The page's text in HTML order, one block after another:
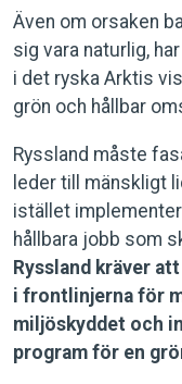
Även om orsaken
sig vara naturlig,
i det ryska Arktis
grön och hållbar
Ryssland måste
leder till mänskligt
istället
hållbara jobb som
Ryssland kräver
i frontlinjerna för
miljöskyddet och
program för en